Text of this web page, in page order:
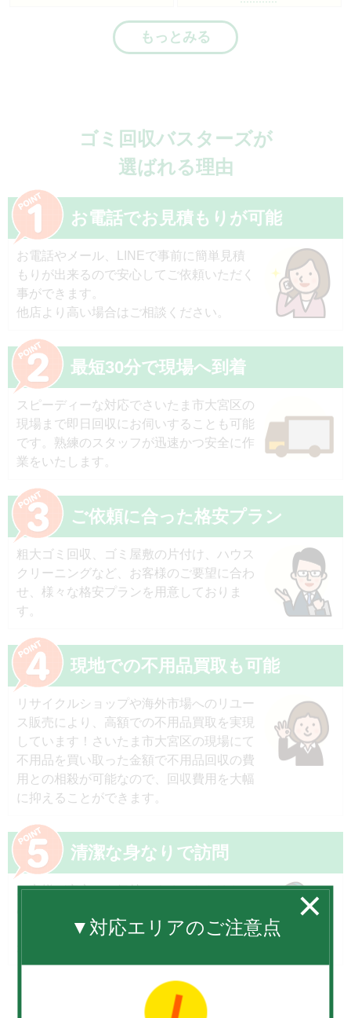
▼対応エリアのご注意点
もっとみる
ゴミ回収バスターズが
選ばれる理由
お電話でお見積もりが可能
お電話やメール、LINEで事前に簡単見積
もりが出来るので安心してご依頼いただく
事ができます。
他店より高い場合はご相談ください。
最短30分で現場へ到着
スピーディーな対応でさいたま市大宮区の
現場まで即日回収にお伺いすることも可能
です。熟練のスタッフが迅速かつ安全に作
業をいたします。
ご依頼に合った格安プラン
粗大ゴミ回収、ゴミ屋敷の片付け、ハウス
クリーニングなど、お客様のご要望に合わ
せ、様々な格安プランを用意しておりま
す。
現地での不用品買取も可能
リサイクルショップや海外市場へのリユー
ス販売により、高額での不用品買取を実現
しています！さいたま市大宮区の現場にて
不用品を買い取った金額で不用品回収の費
用との相殺が可能なので、回収費用を大幅
に抑えることができます。
清潔な身なりで訪問
お客様が安心して気持ちよくいただくた
う前には、清潔な身だしなみができている